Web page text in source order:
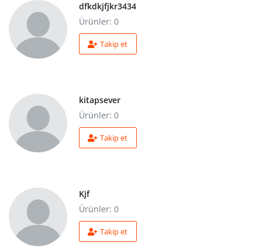
Blog
İletişim
dfkdkjfjkr3434
Ürünler: 0
Takip et
kitapsever
Ürünler: 0
Takip et
Kjf
Ürünler: 0
Takip et